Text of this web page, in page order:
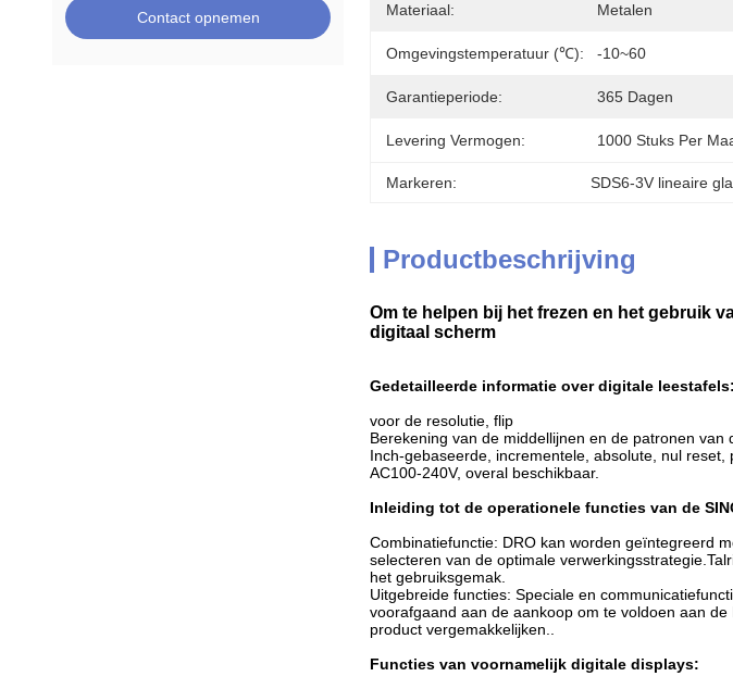
Contact opnemen Materiaal: Metalen
Omgevingstemperatuur (℃): -10~60
Garantieperiode: 365 Dagen
Levering Vermogen: 1000 Stuks Per
Markeren: SDS6-3V lineaire
Productbeschrijving
Om te helpen bij het frezen en het gebruik
digitaal scherm
Gedetailleerde informatie over digitale leestafels:
voor de resolutie, flip
Berekening van de middellijnen en de patronen van
Inch-gebaseerde, incrementele, absolute, nul
AC100-240V, overal beschikbaar.
Inleiding tot de operationele functies van de
Combinatiefunctie: DRO kan worden geïntegreerd
selecteren van de optimale
het gebruiksgemak.
Uitgebreide functies: Speciale en
voorafgaand aan de aankoop om te voldoen aan
product vergemakkelijken..
Functies van voornamelijk digitale displays: